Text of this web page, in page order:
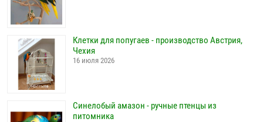
Клетки для попугаев - производство Австрия,
Чехия
16 июля 2026
Синелобый амазон - ручные птенцы из
питомника